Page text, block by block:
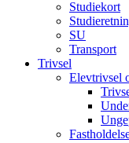
Studiekort
SU
Transport
Trivsel
Elevtrivsel